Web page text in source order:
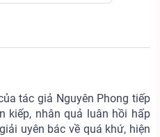
tác giả Nguyên Phong tiếp
kiếp, nhân quả luân hồi hấp
uyên bác về quá khứ, hiện